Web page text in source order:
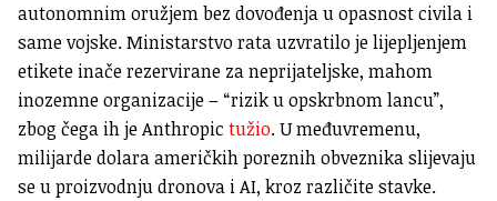
autonomnim oružjem bez dovođenja u opasnost civila i
same vojske. Ministarstvo rata uzvratilo je lijepljenjem
etikete inače rezervirane za neprijateljske, mahom
inozemne organizacije – “rizik u opskrbnom lancu”,
zbog čega ih je Anthropic tužio. U međuvremenu,
milijarde dolara američkih poreznih obveznika slijevaju
se u proizvodnju dronova i AI, kroz različite stavke.